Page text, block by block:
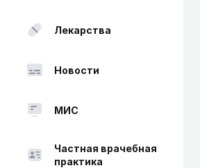
Лекарства
Новости
МИС
Частная врачебная
практика